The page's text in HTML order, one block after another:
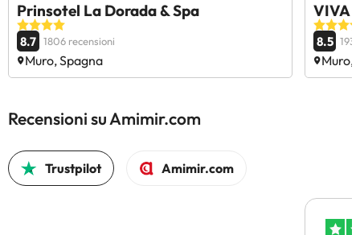
Prinsotel La Dorada & Spa
8.7 1806 recensioni
Muro, Spagna
VIVA
8.5 193
Muro,
Recensioni su Amimir.com
Trustpilot Amimir.com